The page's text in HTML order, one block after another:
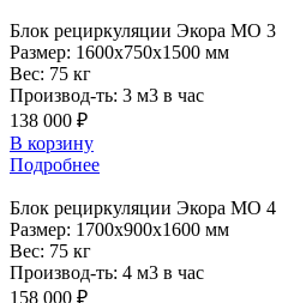
Блок рециркуляции Экора МО 3
Размер: 1600x750x1500 мм
Вес: 75 кг
Производ-ть: 3 м3 в час
138 000 ₽
В корзину
Подробнее
Блок рециркуляции Экора МО 4
Размер: 1700x900x1600 мм
Вес: 75 кг
Производ-ть: 4 м3 в час
158 000 ₽